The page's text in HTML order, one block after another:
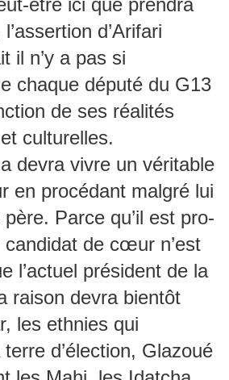
être ici que prendra
d’Arifari
il n’y a pas si
chaque député du G13
de ses réalités
culturelles.
devra vivre un véritable
en procédant malgré lui
Parce qu’il est pro-
candidat de cœur n’est
l’actuel président de la
raison devra bientôt
les ethnies qui
d’élection, Glazoué